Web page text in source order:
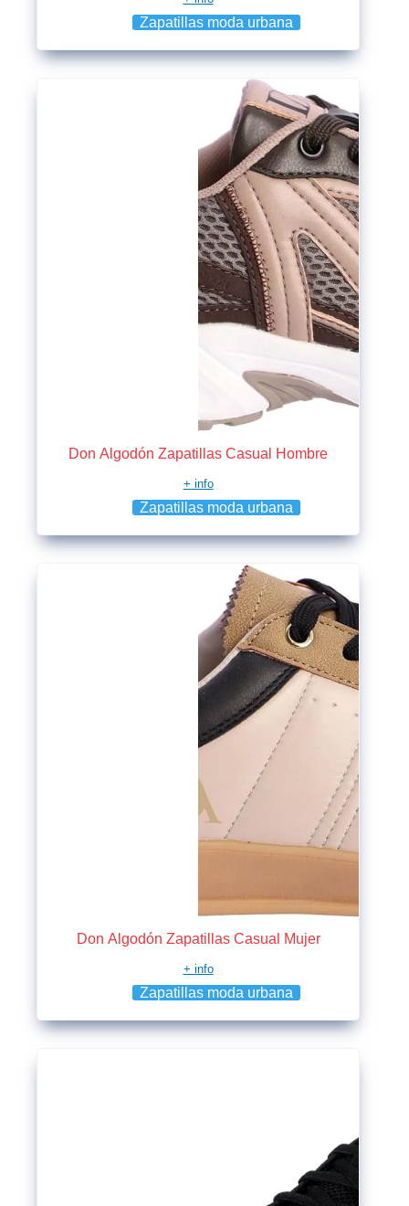
Zapatillas moda urbana
Don Algodón Zapatillas Casual Hombre
+ info
Zapatillas moda urbana
Don Algodón Zapatillas Casual Mujer
+ info
Zapatillas moda urbana